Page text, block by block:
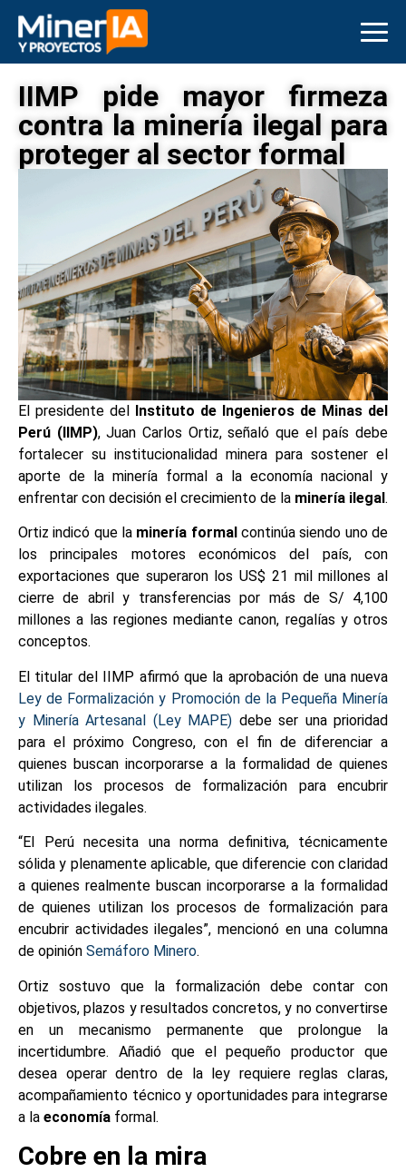
IIMP pide mayor firmeza
contra la minería ilegal para
proteger al sector formal
El presidente del Instituto de Ingenieros de Minas del
Perú (IIMP), Juan Carlos Ortiz, señaló que el país debe
fortalecer su institucionalidad minera para sostener el
aporte de la minería formal a la economía nacional y
enfrentar con decisión el crecimiento de la minería ilegal.
Ortiz indicó que la minería formal continúa siendo uno de
los principales motores económicos del país, con
exportaciones que superaron los US$ 21 mil millones al
cierre de abril y transferencias por más de S/ 4,100
millones a las regiones mediante canon, regalías y otros
conceptos.
El titular del IIMP afirmó que la aprobación de una nueva
Ley de Formalización y Promoción de la Pequeña Minería
y Minería Artesanal (Ley MAPE) debe ser una prioridad
para el próximo Congreso, con el fin de diferenciar a
quienes buscan incorporarse a la formalidad de quienes
utilizan los procesos de formalización para encubrir
actividades ilegales.
“El Perú necesita una norma definitiva, técnicamente
sólida y plenamente aplicable, que diferencie con claridad
a quienes realmente buscan incorporarse a la formalidad
de quienes utilizan los procesos de formalización para
encubrir actividades ilegales”, mencionó en una columna
de opinión Semáforo Minero.
Ortiz sostuvo que la formalización debe contar con
objetivos, plazos y resultados concretos, y no convertirse
en un mecanismo permanente que prolongue la
incertidumbre. Añadió que el pequeño productor que
desea operar dentro de la ley requiere reglas claras,
acompañamiento técnico y oportunidades para integrarse
a la economía formal.
Cobre en la mira